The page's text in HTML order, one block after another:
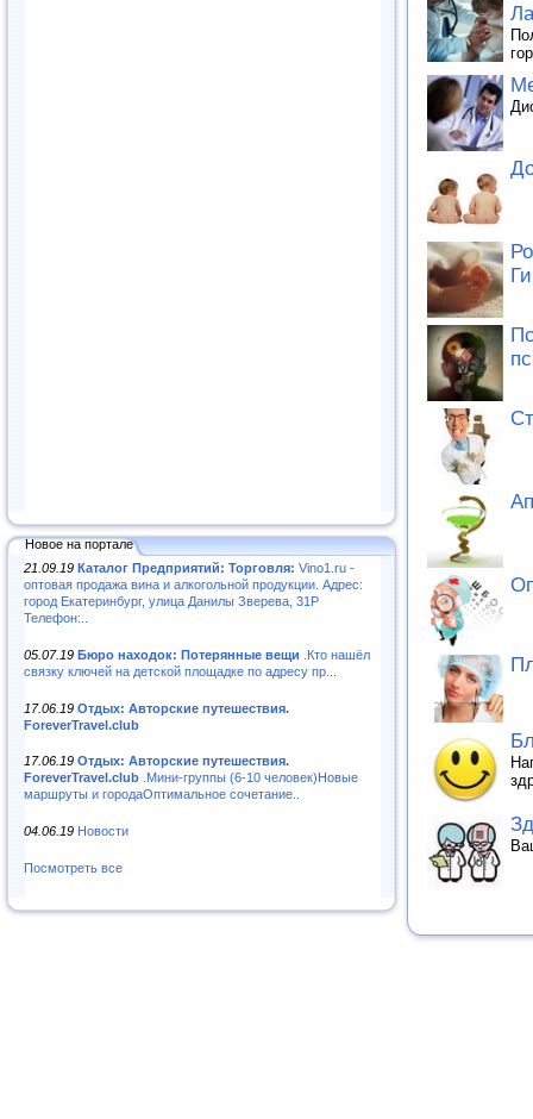
Новое на портале
21.09.19 Каталог Предприятий: Торговля: Vino1.ru -
оптовая продажа вина и алкогольной продукции. Адрес:
город Екатеринбург, улица Данилы Зверева, 31Р
Телефон:..
05.07.19 Бюро находок: Потерянные вещи .Кто нашёл
связку ключей на детской площадке по адресу пр...
17.06.19 Отдых: Авторские путешествия.
ForeverTravel.club
17.06.19 Отдых: Авторские путешествия.
ForeverTravel.club .Мини-группы (6-10 человек)Новые
маршруты и городаОптимальное сочетание..
04.06.19 Новости
Посмотреть все